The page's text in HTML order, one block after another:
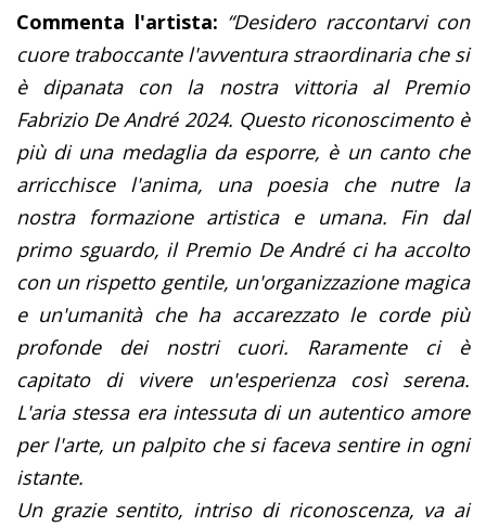
Commenta l'artista: “Desidero raccontarvi con
cuore traboccante l'avventura straordinaria che si
è dipanata con la nostra vittoria al Premio
Fabrizio De André 2024. Questo riconoscimento è
più di una medaglia da esporre, è un canto che
arricchisce l'anima, una poesia che nutre la
nostra formazione artistica e umana. Fin dal
primo sguardo, il Premio De André ci ha accolto
con un rispetto gentile, un'organizzazione magica
e un'umanità che ha accarezzato le corde più
profonde dei nostri cuori. Raramente ci è
capitato di vivere un'esperienza così serena.
L'aria stessa era intessuta di un autentico amore
per l'arte, un palpito che si faceva sentire in ogni
istante.
Un grazie sentito, intriso di riconoscenza, va ai